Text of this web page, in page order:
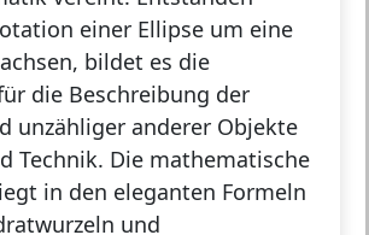
einer Ellipse um eine
bildet es die
die Beschreibung der
unzähliger anderer Objekte
Technik. Die mathematische
in den eleganten Formeln
und